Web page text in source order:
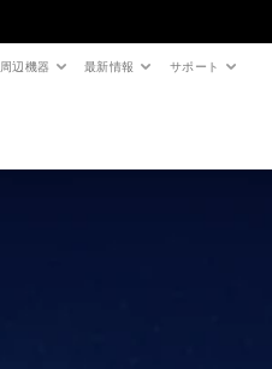
周辺機器 最新情報 サポート